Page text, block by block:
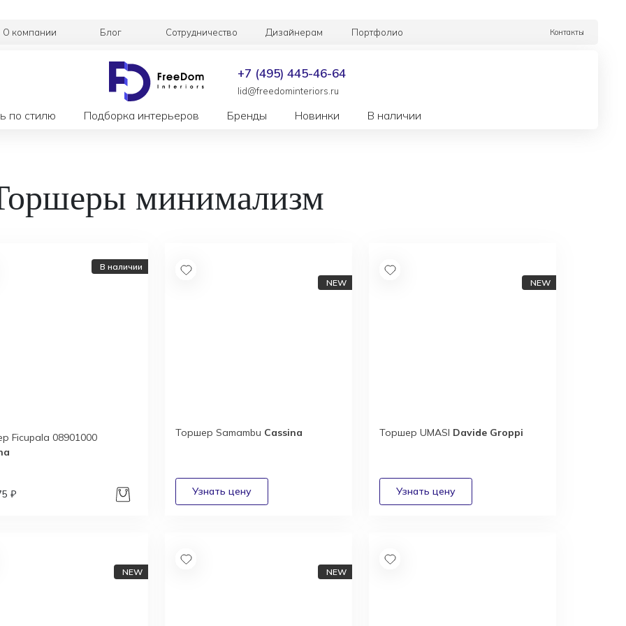
О компании Блог Сотрудничество Дизайнерам Портфолио Контакты
+7 (495) 445-46-64
lid@freedominteriors.ru
по стилю Подборка интерьеров Бренды Новинки В наличии
минимализм
В наличии
Ficupala 08901000
₽
Торшер Samambu Cassina Торшер UMASI Davide Groppi